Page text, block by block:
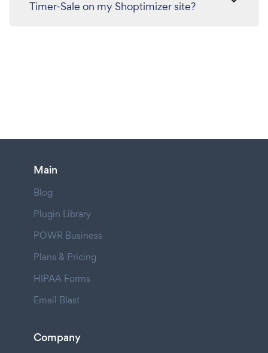
Timer-Sale on my Shoptimizer site?
Main
Blog
Plugin Library
POWR Business
Plans & Pricing
HIPAA Forms
Email Blast
Company